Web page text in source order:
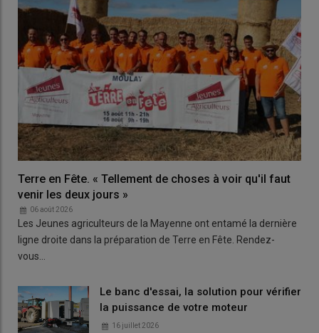
Terre en Fête. « Tellement de choses à voir qu'il faut
venir les deux jours »
06 août 2026
Les Jeunes agriculteurs de la Mayenne ont entamé la dernière
ligne droite dans la préparation de Terre en Fête. Rendez-
vous…
Le banc d'essai, la solution pour vérifier
la puissance de votre moteur
16 juillet 2026